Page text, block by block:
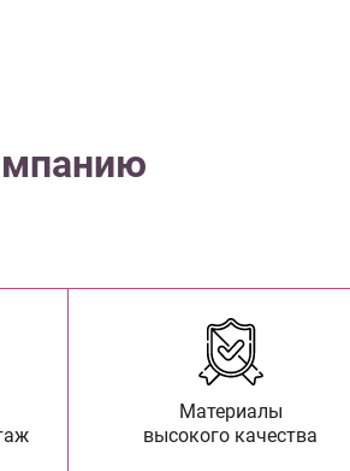
Материалы
высокого качества